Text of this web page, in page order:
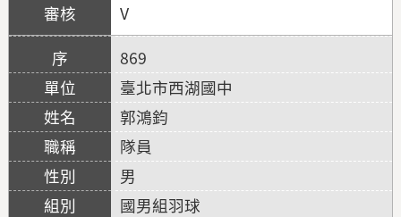
V
869
臺北市西湖國中
郭鴻鈞
隊員
男
國男組羽球